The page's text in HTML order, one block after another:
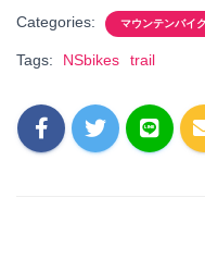
Categories: マウンテンバイク
Tags: NSbikes trail